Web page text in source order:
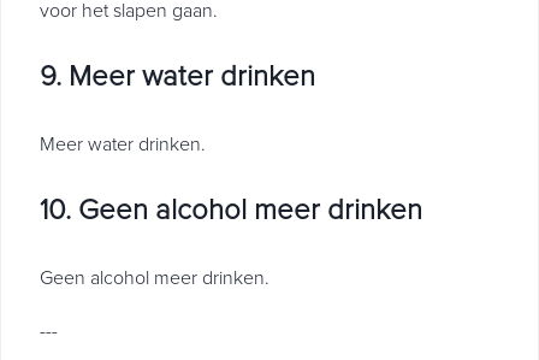
voor het slapen gaan.
9. Meer water drinken
Meer water drinken.
10. Geen alcohol meer drinken
Geen alcohol meer drinken.
---